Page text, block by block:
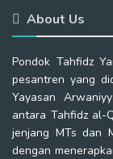
About Us
Pondok Tahfidz
pesantren yang
Yayasan
antara Tahfidz al-
jenjang MTs dan
dengan